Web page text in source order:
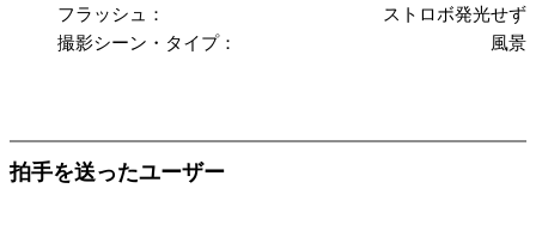
フラッシュ：
ストロボ発光せず
撮影シーン・タイプ：
風景
拍手を送ったユーザー